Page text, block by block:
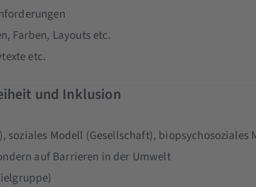
Farben, Layouts etc.
etc.
und Inklusion
Modell (Gesellschaft), biopsychosoziales
auf Barrieren in der Umwelt